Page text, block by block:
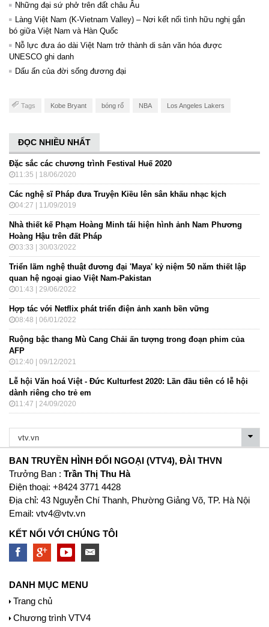
Những đại sứ phở trên đất châu Âu
Làng Việt Nam (K-Vietnam Valley) – Nơi kết nối tình hữu nghị gắn
bó giữa Việt Nam và Hàn Quốc
Nỗ lực đưa áo dài Việt Nam trở thành di sản văn hóa được
UNESCO ghi danh
Dấu ấn của đời sống đương đại
Tags Kobe Bryant bóng rổ NBA Los Angeles Lakers
ĐỌC NHIỀU NHẤT
Đặc sắc các chương trình Festival Huế 2020
11:35 | 18/06/2020
Các nghệ sĩ Pháp đưa Truyện Kiều lên sân khấu nhạc kịch
04:27 | 11/09/2019
Nhà thiết kế Phạm Hoàng Minh tái hiện hình ảnh Nam Phương
Hoàng Hậu trên đất Pháp
03:33 | 30/03/2022
Triển lãm nghệ thuật đương đại 'Maya' kỷ niệm 50 năm thiết lập
quan hệ ngoại giao Việt Nam-Pakistan
01:43 | 29/06/2022
Hợp tác với Netflix phát triển điện ảnh xanh bền vững
08:48 | 06/01/2022
Ruộng bậc thang Mù Cang Chải ấn tượng trong đoạn phim của
AFP
12:40 | 09/12/2021
Lễ hội Văn hoá Việt - Đức Kulturfest 2020: Lần đầu tiên có lễ hội
dành riêng cho trẻ em
11:47 | 24/09/2020
BAN TRUYỀN HÌNH ĐỐI NGOẠI (VTV4), ĐÀI THVN
Trưởng Ban : Trần Thị Thu Hà
Ðiện thoại: +8424 3771 4428
Địa chỉ: 43 Nguyễn Chí Thanh, Phường Giảng Võ, TP. Hà Nội
Email: vtv4@vtv.vn
KẾT NỐI VỚI CHÚNG TÔI
DANH MỤC MENU
Trang chủ
Chương trình VTV4